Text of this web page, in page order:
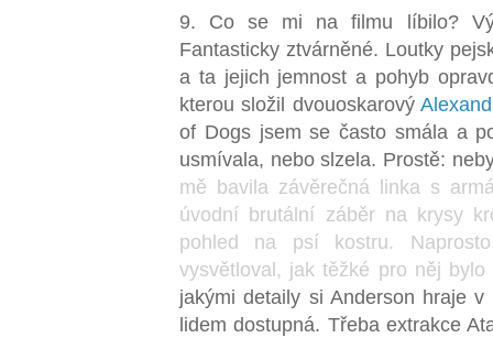
9. Co se mi na filmu líbilo?
Fantasticky ztvárněné. Loutky
a ta jejich jemnost a pohyb
kterou složil dvouoskarový
of Dogs jsem se často smála a
usmívala, nebo slzela. Prostě:
mě bavila závěrečná linka s
úvodní brutální záběr na krysy
pohled na psí kostru.
vysvětloval, jak těžké pro něj
jakými detaily si Anderson hraje
lidem dostupná. Třeba extrakce